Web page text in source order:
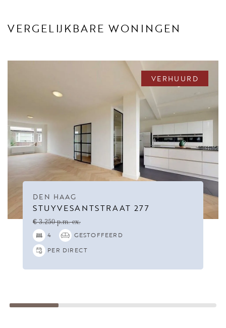
VERGELIJKBARE WONINGEN
VERHUURD
DEN HAAG
STUYVESANTSTRAAT 277
€ 3.250 p.m. ex.
4
GESTOFFEERD
PER DIRECT